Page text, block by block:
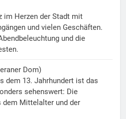
Herzen der Stadt mit
und vielen Geschäften.
und die
Dom)
dem 13. Jahrhundert ist das
sehenswert: Die
Mittelalter und der